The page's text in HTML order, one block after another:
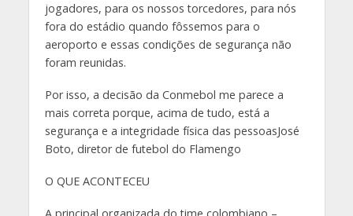
jogadores, para os nossos torcedores, para nós
fora do estádio quando fôssemos para o
aeroporto e essas condições de segurança não
foram reunidas.
Por isso, a decisão da Conmebol me parece a
mais correta porque, acima de tudo, está a
segurança e a integridade física das pessoasJosé
Boto, diretor de futebol do Flamengo
O QUE ACONTECEU